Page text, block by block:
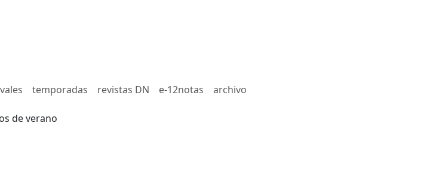
temporadas revistas DN e-12notas archivo
de verano